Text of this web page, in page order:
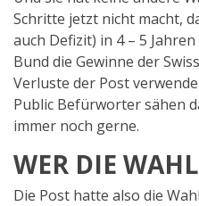
Schritte jetzt nicht macht,
auch Defizit) in 4 – 5
Bund die Gewinne der
Verluste der Post
Public Befürworter sähen
immer noch gerne.
WER DIE
Die Post hatte also die